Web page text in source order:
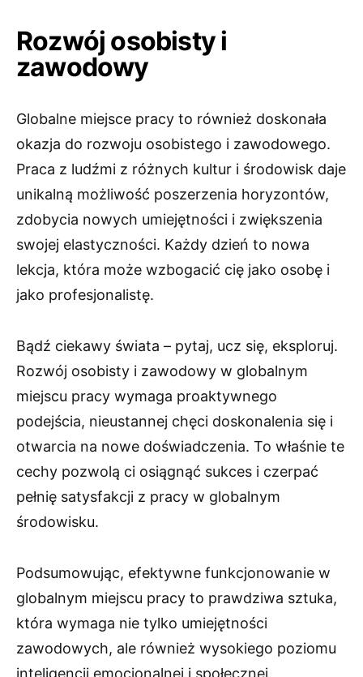
Rozwój osobisty i
zawodowy
Globalne miejsce pracy to również doskonała
okazja do rozwoju osobistego i zawodowego.
Praca z ludźmi z różnych kultur i środowisk daje
unikalną możliwość poszerzenia horyzontów,
zdobycia nowych umiejętności i zwiększenia
swojej elastyczności. Każdy dzień to nowa
lekcja, która może wzbogacić cię jako osobę i
jako profesjonalistę.
Bądź ciekawy świata – pytaj, ucz się, eksploruj.
Rozwój osobisty i zawodowy w globalnym
miejscu pracy wymaga proaktywnego
podejścia, nieustannej chęci doskonalenia się i
otwarcia na nowe doświadczenia. To właśnie te
cechy pozwolą ci osiągnąć sukces i czerpać
pełnię satysfakcji z pracy w globalnym
środowisku.
Podsumowując, efektywne funkcjonowanie w
globalnym miejscu pracy to prawdziwa sztuka,
która wymaga nie tylko umiejętności
zawodowych, ale również wysokiego poziomu
inteligencji emocjonalnej i społecznej.